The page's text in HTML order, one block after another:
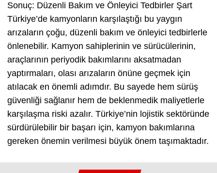
Sonuç: Düzenli Bakım ve Önleyici Tedbirler Şart
Türkiye’de kamyonların karşılaştığı bu yaygın
arızaların çoğu, düzenli bakım ve önleyici tedbirlerle
önlenebilir. Kamyon sahiplerinin ve sürücülerinin,
araçlarının periyodik bakımlarını aksatmadan
yaptırmaları, olası arızaların önüne geçmek için
atılacak en önemli adımdır. Bu sayede hem sürüş
güvenliği sağlanır hem de beklenmedik maliyetlerle
karşılaşma riski azalır. Türkiye’nin lojistik sektöründe
sürdürülebilir bir başarı için, kamyon bakımlarına
gereken önemin verilmesi büyük önem taşımaktadır.